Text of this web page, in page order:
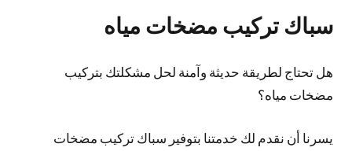
سباك تركيب مضخات مياه
هل تحتاج لطريقة حديثة وآمنة لحل مشكلتك بتركيب
مضخات مياه؟
يسرنا أن نقدم لك خدمتنا بتوفير سباك تركيب مضخات